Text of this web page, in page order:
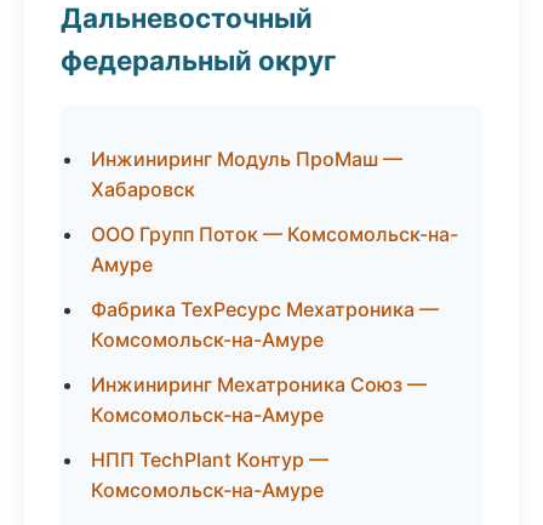
Дальневосточный
федеральный округ
Инжиниринг Модуль ПроМаш —
Хабаровск
ООО Групп Поток — Комсомольск-на-
Амуре
Фабрика ТехРесурс Мехатроника —
Комсомольск-на-Амуре
Инжиниринг Мехатроника Союз —
Комсомольск-на-Амуре
НПП TechPlant Контур —
Комсомольск-на-Амуре